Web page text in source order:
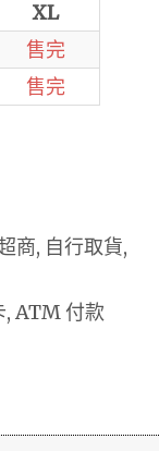
XL
售完
售完
商, 自行取貨,
, ATM 付款